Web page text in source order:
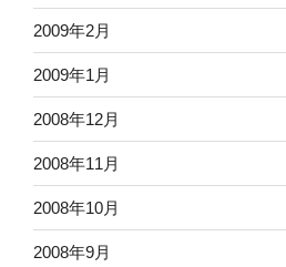
2009年2月
2009年1月
2008年12月
2008年11月
2008年10月
2008年9月